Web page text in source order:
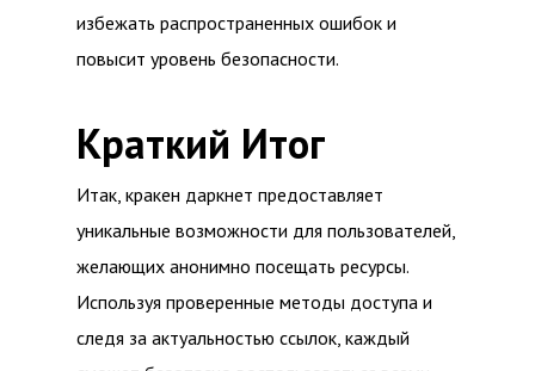
избежать распространенных ошибок и
повысит уровень безопасности.
Краткий Итог
Итак, кракен даркнет предоставляет
уникальные возможности для пользователей,
желающих анонимно посещать ресурсы.
Используя проверенные методы доступа и
следя за актуальностью ссылок, каждый